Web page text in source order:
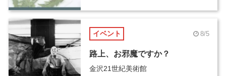
イベント 8/5
路上、お邪魔ですか？
金沢21世紀美術館